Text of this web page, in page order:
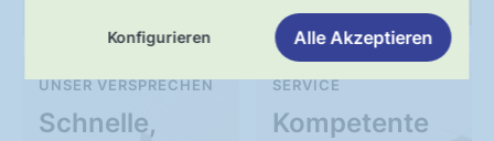
Konfigurieren Alle Akzeptieren
Schnelle,
UNSER VERSPRECHEN
Kompetente
SERVICE